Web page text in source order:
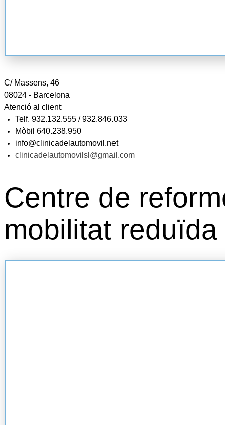
C/ Massens, 46
08024 - Barcelona
Atenció al client:
Telf. 932.132.555 / 932.846.033
Mòbil 640.238.950
info@clinicadelautomovil.net
clinicadelautomovilsl@gmail.com
Centre de
mobilitat reduïda